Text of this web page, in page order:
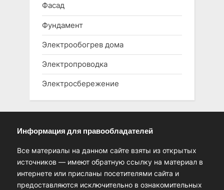
Фасад
Фундамент
Электрообогрев дома
Электропроводка
Электросбережение
Информация для правообладателей
Все материалы на данном сайте взяты из открытых
источников — имеют обратную ссылку на материал в
интернете или присланы посетителями сайта и
предоставляются исключительно в ознакомительных